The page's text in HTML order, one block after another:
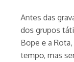
Antes das
dos grupos
Bope e a
tempo, mas